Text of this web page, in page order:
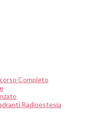
Completo
Radioestesia